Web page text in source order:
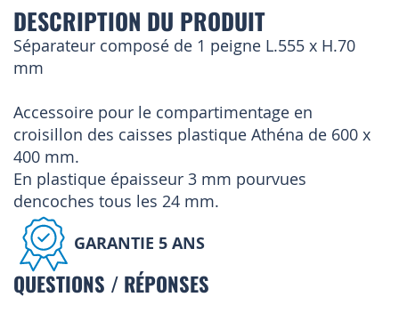
DESCRIPTION DU PRODUIT
Séparateur composé de 1 peigne L.555 x H.70
mm
Accessoire pour le compartimentage en
croisillon des caisses plastique Athéna de 600 x
400 mm.
En plastique épaisseur 3 mm pourvues
dencoches tous les 24 mm.
GARANTIE 5 ANS
QUESTIONS / RÉPONSES